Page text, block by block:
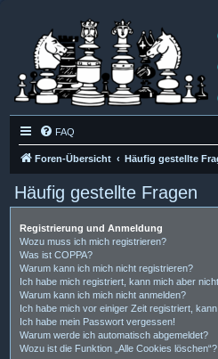
FAQ
Foren-Übersicht Häufig gestellte
Häufig gestellte Fragen
Registrierung und Anmeldung
Wozu muss ich mich registrieren?
Was ist COPPA?
Warum kann ich mich nicht registrieren?
Ich habe mich registriert, kann mich aber
Warum kann ich mich nicht anmelden?
Ich habe mich vor einiger Zeit registriert,
Ich habe mein Passwort vergessen!
Warum werde ich automatisch abgemeldet?
Wozu ist die Funktion „Alle Cookies löschen“?